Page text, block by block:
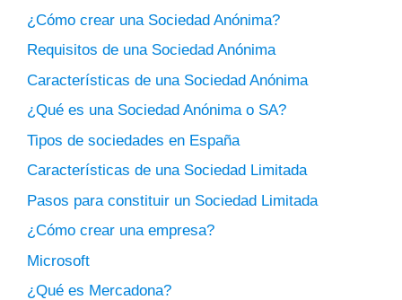
¿Cómo crear una Sociedad Anónima?
Requisitos de una Sociedad Anónima
Características de una Sociedad Anónima
¿Qué es una Sociedad Anónima o SA?
Tipos de sociedades en España
Características de una Sociedad Limitada
Pasos para constituir un Sociedad Limitada
¿Cómo crear una empresa?
Microsoft
¿Qué es Mercadona?